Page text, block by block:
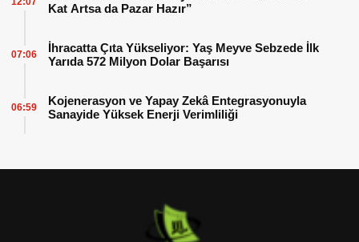
Kat Artsa da Pazar Hazır”
İhracatta Çıta Yükseliyor: Yaş Meyve Sebzede İlk
Yarıda 572 Milyon Dolar Başarısı
07:06
Kojenerasyon ve Yapay Zekâ Entegrasyonuyla
Sanayide Yüksek Enerji Verimliliği
06:59